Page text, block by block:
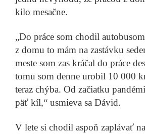
kilo mesačne.
„Do práce som chodil
z domu to mám na zastávku
meste som zas kráčal do práce
tomu som denne urobil 10 000
teraz chýba. Od začiatku
päť kíl,“ usmieva sa Dávid.
V lete si chodil aspoň zaplávať